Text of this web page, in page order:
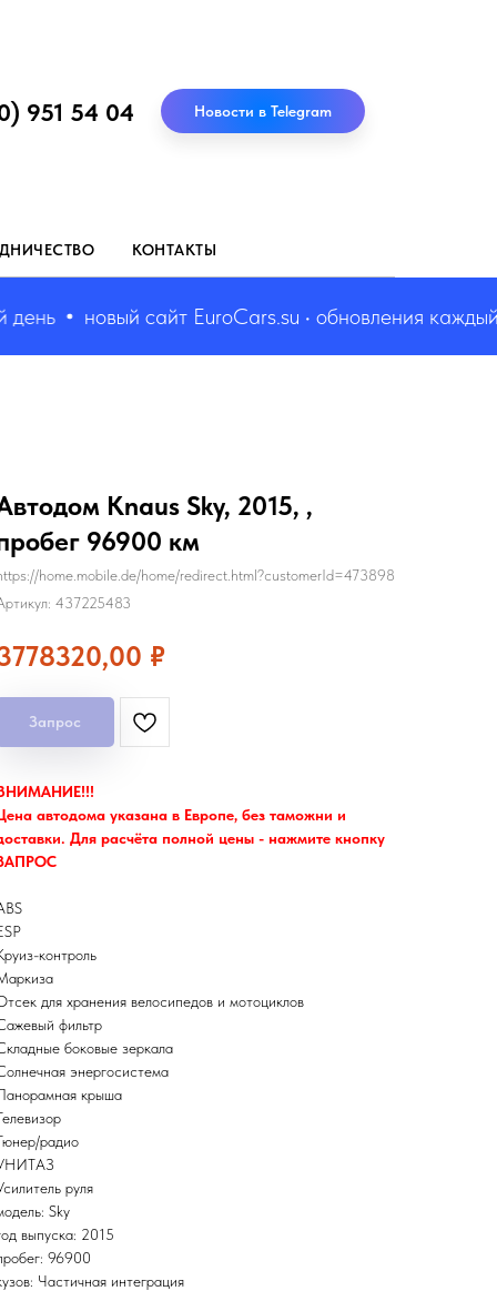
951 54 04 Новости в Telegram
КОНТАКТЫ
новый сайт EuroCars.su • обновления каждый
Knaus Sky, 2015, ,
96900 км
home.mobile.de/home/redirect.html?customerId=473898
437225483
₽
Запрос
автодома указана в Европе, без таможни и
Для расчёта полной цены - нажмите кнопку
контроль
для хранения велосипедов и мотоциклов
фильтр
боковые зеркала
энергосистема
крыша
радио
руля
Sky
выпуска: 2015
96900
Частичная интеграция